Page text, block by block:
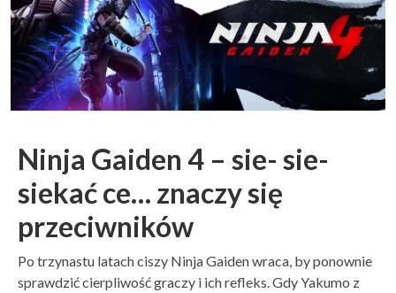
Ninja Gaiden 4 – sie- sie-
siekać ce… znaczy się
przeciwników
Po trzynastu latach ciszy Ninja Gaiden wraca, by ponownie
sprawdzić cierpliwość graczy i ich refleks. Gdy Yakumo z